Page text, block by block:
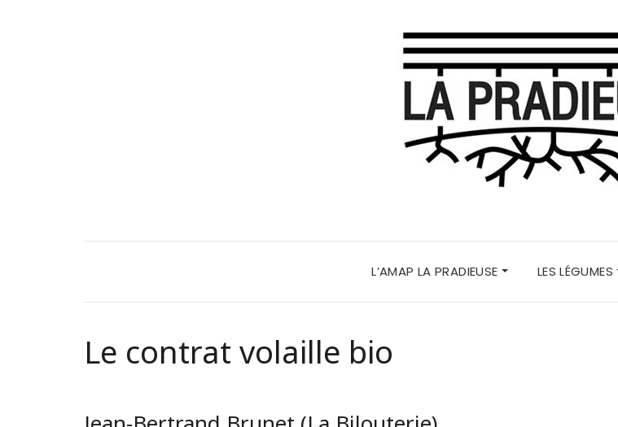
L’AMAP LA PRADIEUSE LES LÉGUMES
Le contrat volaille bio